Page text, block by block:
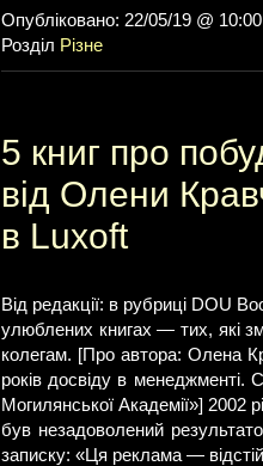
Опубліковано: 22/05/19 @ 10:00
Розділ Різне
5 книг про
від Олени
в Luxoft
Від редакції: в рубриці DOU
улюблених книгах — тих, які
колегам. [Про автора: Олена
років досвіду в менеджменті.
Могилянської Академії»] 2002
був незадоволений
записку: «Ця реклама —